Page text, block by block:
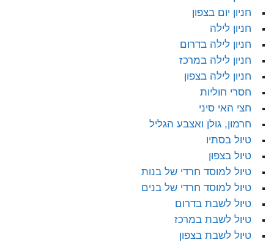
חניון יום בצפון
חניון לילה
חניון לילה בדרום
חניון לילה במרכז
חניון לילה בצפון
חסרי חוליות
חצי האי סיני
חרמון, גולן ואצבע הגליל
טיול בסתיו
טיול בצפון
טיול למוסד חרדי של בנות
טיול למוסד חרדי של בנים
טיול לשבת בדרום
טיול לשבת במרכז
טיול לשבת בצפון